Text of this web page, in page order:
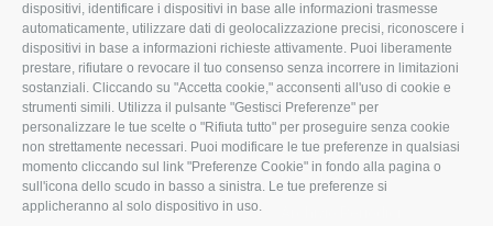
dispositivi, identificare i dispositivi in base alle informazioni trasmesse
automaticamente, utilizzare dati di geolocalizzazione precisi, riconoscere i
dispositivi in base a informazioni richieste attivamente. Puoi liberamente
prestare, rifiutare o revocare il tuo consenso senza incorrere in limitazioni
sostanziali. Cliccando su "Accetta cookie," acconsenti all'uso di cookie e
strumenti simili. Utilizza il pulsante "Gestisci Preferenze" per
personalizzare le tue scelte o "Rifiuta tutto" per proseguire senza cookie
non strettamente necessari. Puoi modificare le tue preferenze in qualsiasi
momento cliccando sul link "Preferenze Cookie" in fondo alla pagina o
sull'icona dello scudo in basso a sinistra. Le tue preferenze si
applicheranno al solo dispositivo in uso.
Whistleblowing
Confagricoltura Rovigo e
Agricoltori srl
Notizie in evidenza
Eventi
Comunicati Stampa
Video
Iscrizione Newsletter
Newsletter